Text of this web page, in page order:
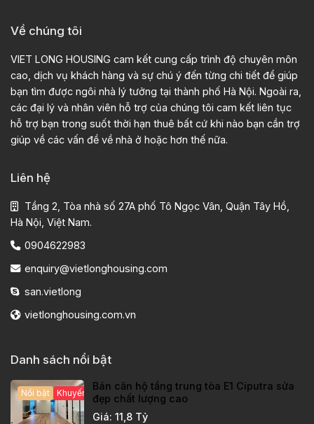
Về chúng tôi
VIET LONG HOUSING cam kết cung cấp trình độ chuyên môn
cao, dịch vụ khách hàng và sự chú ý đến từng chi tiết để giúp
bạn tìm được ngôi nhà lý tưởng tại thành phố Hà Nội. Ngoài ra,
các đại lý và nhân viên hỗ trợ của chúng tôi cam kết liên tục
hỗ trợ bạn trong suốt thời hạn thuê bất cứ khi nào bạn cần trợ
giúp về các vấn đề về nhà ở hoặc hơn thế nữa.
Liên hệ
Tầng 2, Tòa nhà số 27A phố Tô Ngọc Vân, Quận Tây Hồ,
Hà Nội, Việt Nam.
0904622983
enquiry@vietlonghousing.com
san.vietlong
vietlonghousing.com.vn
Danh sách nổi bật
Nổi bật Khuyến mại hấp dẫn
Bán căn hộ tầng trung tòa E1 Ciputra sửa
đẹp chất lượng cao
Giá: 11,8 Tỷ